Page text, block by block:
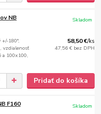
NB
180°,
vzdialenosť
a 100x100,
58,50 €/ks
47,56 € bez DPH
Skladom
Pridať do košíka
F160 Skladom